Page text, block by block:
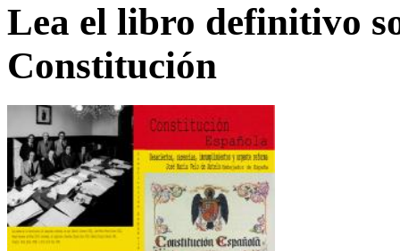
Lea el libro definitivo
Constitución